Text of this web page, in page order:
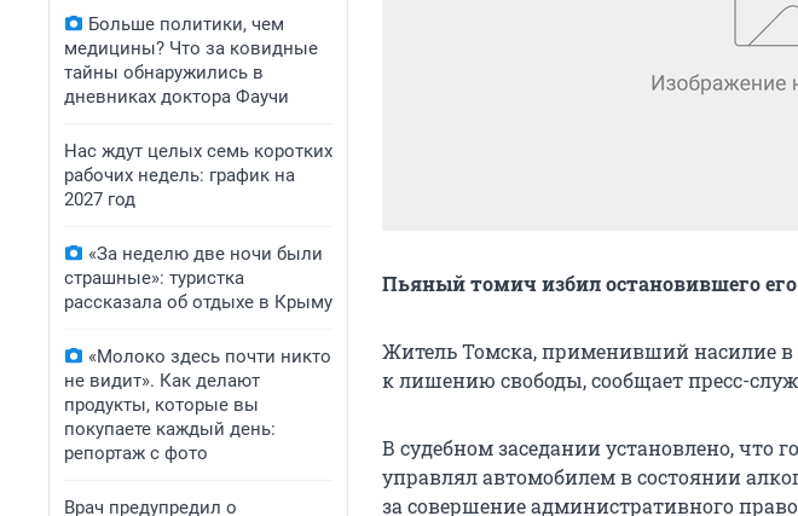
Больше политики, чем
медицины? Что за ковидные
тайны обнаружились в
дневниках доктора Фаучи
Нас ждут целых семь коротких
рабочих недель: график на
2027 год
«За неделю две ночи были
страшные»: туристка
рассказала об отдыхе в Крыму
«Молоко здесь почти никто
не видит». Как делают
продукты, которые вы
покупаете каждый день:
репортаж с фото
Врач предупредил о
Пьяный томич избил остановившего
Житель Томска, применивший насилие
к лишению свободы, сообщает пресс-
В судебном заседании установлено, что
управлял автомобилем в состоянии
за совершение административного